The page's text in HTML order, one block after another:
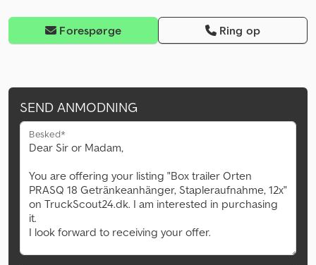
Forespørge Ring op
SEND ANMODNING
Besked*